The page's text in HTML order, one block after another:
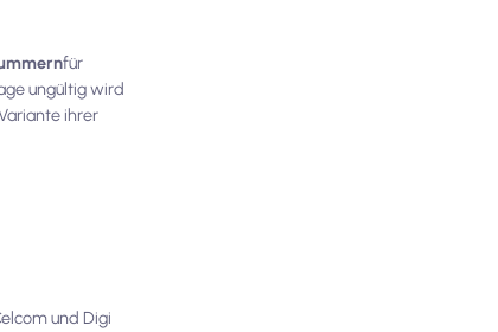
für
ungültig wird
ihrer
und Digi